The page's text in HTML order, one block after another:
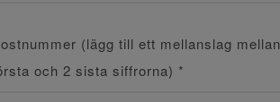
(lägg till ett mellanslag
och 2 sista siffrorna) *